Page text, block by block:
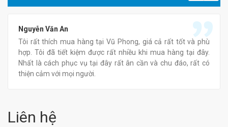
Nguyễn Văn An
Tôi rất thích mua hàng tại Vũ Phong, giá cả rất tốt và phù
hợp. Tôi đã tiết kiệm được rất nhiều khi mua hàng tại đây.
Nhất là cách phục vụ tại đây rất ân cần và chu đáo, rất có
thiện cảm với mọi người.
Liên hệ